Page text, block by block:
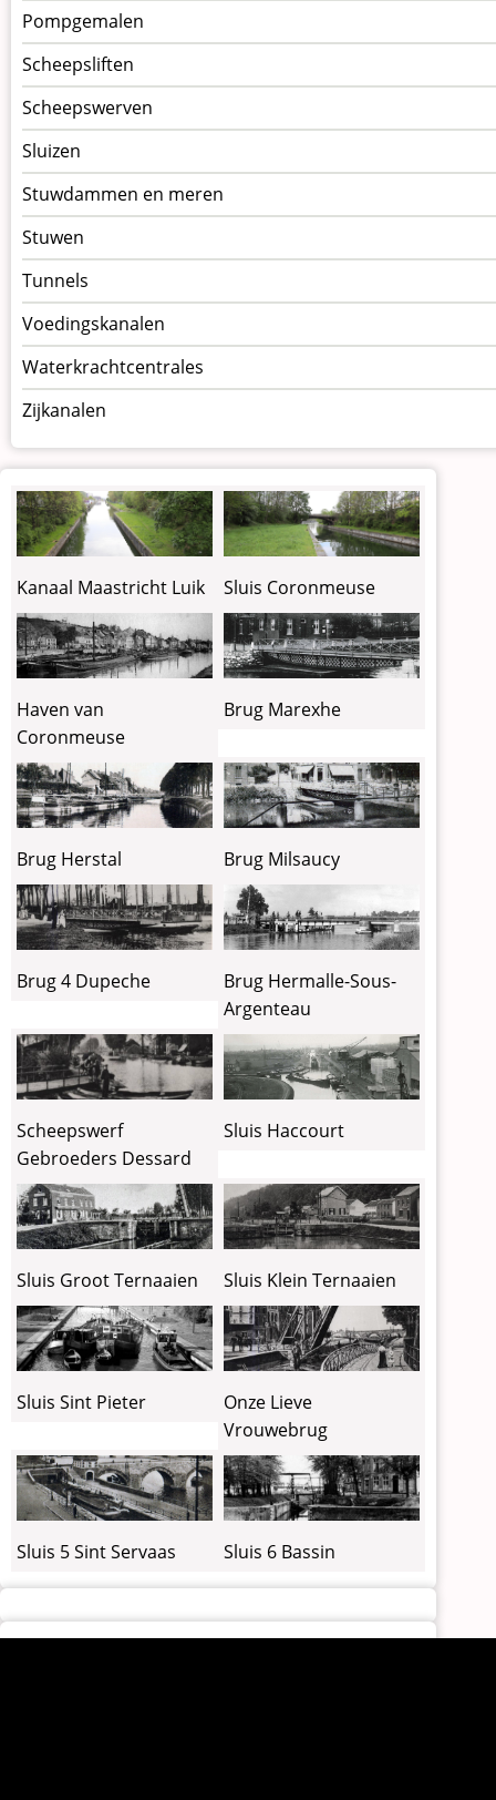
Pompgemalen
Scheepsliften
Scheepswerven
Sluizen
Stuwdammen en meren
Stuwen
Tunnels
Voedingskanalen
Waterkrachtcentrales
Zijkanalen
Kanaal Maastricht Luik Sluis Coronmeuse
Haven van
Coronmeuse
Brug Marexhe
Brug Herstal Brug Milsaucy
Brug 4 Dupeche
Brug Hermalle-Sous-
Argenteau
Scheepswerf
Gebroeders Dessard
Sluis Haccourt
Sluis Groot Ternaaien Sluis Klein Ternaaien
Sluis Sint Pieter
Onze Lieve
Vrouwebrug
Sluis 5 Sint Servaas Sluis 6 Bassin